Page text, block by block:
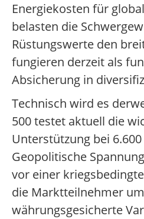
Energiekosten für
belasten die
Rüstungswerte den
fungieren derzeit als
Absicherung in
Technisch wird es
500 testet aktuell die
Unterstützung bei
Geopolitische
vor einer
die Marktteilnehmer
währungsgesicherte